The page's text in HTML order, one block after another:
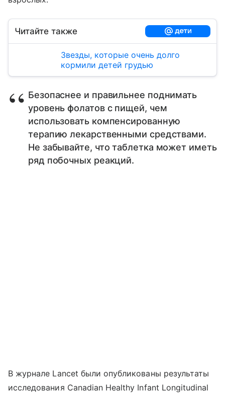
Читайте также
Звезды, которые очень долго
кормили детей грудью
Безопаснее и правильнее поднимать
уровень фолатов с пищей, чем
использовать компенсированную
терапию лекарственными средствами.
Не забывайте, что таблетка может иметь
ряд побочных реакций.
В журнале Lancet были опубликованы результаты
исследования Canadian Healthy Infant Longitudinal